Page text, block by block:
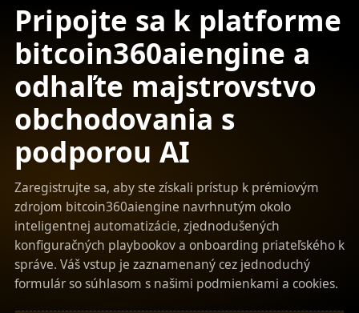
Pripojte sa k platforme
bitcoin360aiengine a
odhaľte majstrovstvo
obchodovania s
podporou AI
Zaregistrujte sa, aby ste získali prístup k prémiovým
zdrojom bitcoin360aiengine navrhnutým okolo
inteligentnej automatizácie, zjednodušených
konfiguračných playbookov a onboarding priateľského k
správe. Váš vstup je zaznamenaný cez jednoduchý
formulár so súhlasom s našimi podmienkami a cookies.